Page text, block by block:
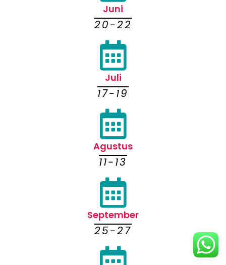
Juni
20-22
Juli
17-19
Agustus
11-13
September
25-27